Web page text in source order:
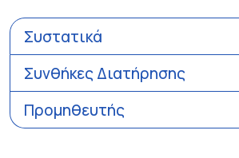
Συστατικά
Συνθήκες Διατήρησης
Προμηθευτής